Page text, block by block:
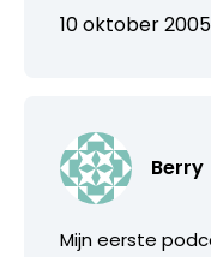
10 oktober
Berry
Mijn eerste